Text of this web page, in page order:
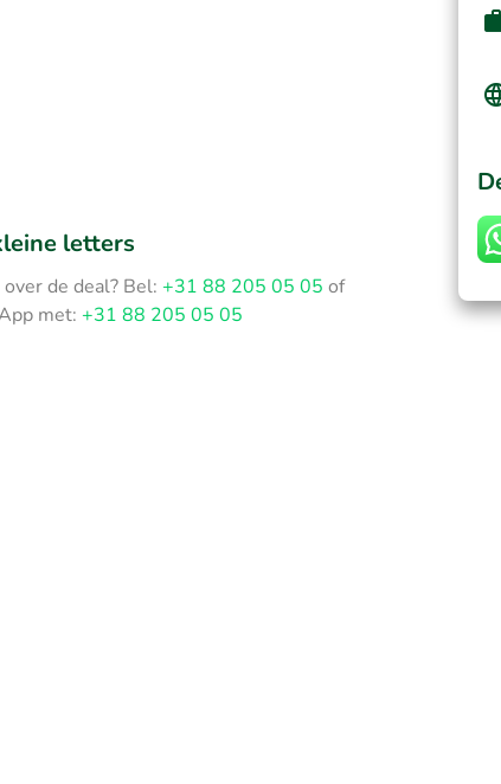
letters
over de deal? Bel:+31 88 205 05 05 of
met:+31 88 205 05 05